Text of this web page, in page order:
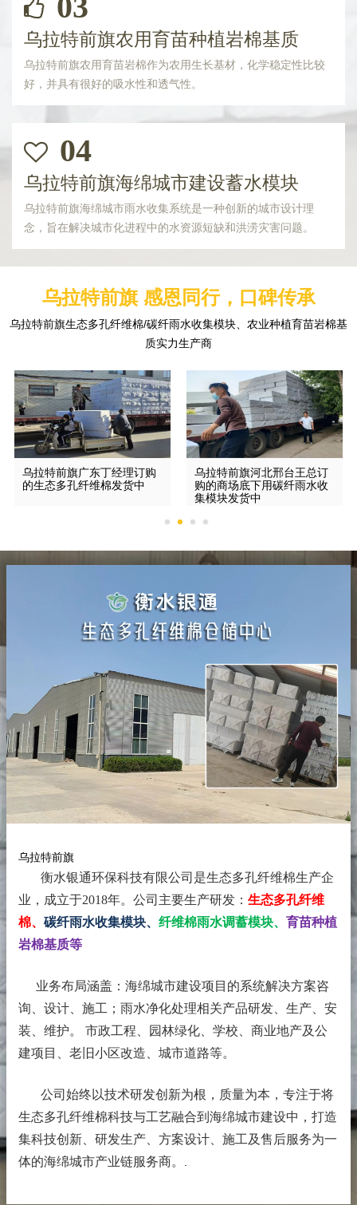
乌拉特前旗农用育苗种植岩棉基质
乌拉特前旗农用育苗岩棉作为农用生长基材，化学稳定性比较
好，并具有很好的吸水性和透气性。
04
乌拉特前旗海绵城市建设蓄水模块
乌拉特前旗海绵城市雨水收集系统是一种创新的城市设计理
念，旨在解决城市化进程中的水资源短缺和洪涝灾害问题。
乌拉特前旗 感恩同行，口碑传承
乌拉特前旗生态多孔纤维棉/碳纤雨水收集模块、农业种植育苗岩棉基
质实力生产商
乌拉特前旗广东丁经理订购
的生态多孔纤维棉发货中
乌拉特前旗河北邢台王总订
购的商场底下用碳纤雨水收
集模块发货中
乌拉特前旗
衡水银通环保科技有限公司是生态多孔纤维棉生产企
业，成立于2018年。 公司主要生产研发： 生态多孔纤维
棉、 碳纤雨水收集模块、 纤维棉雨水调蓄模块、 育苗种植
岩棉基质等
业务布局涵盖：海绵城市建设项目的系统解决方案咨
询、设计、施工；雨水净化处理相关产品研发、生产、安
装、维护。 市政工程、园林绿化、学校、商业地产及公
建项目、老旧小区改造、城市道路等。
公司始终以技术研发创新为根，质量为本，专注于将
生态多孔纤维棉科技与工艺融合到海绵城市建设中，打造
集科技创新、研发生产、方案设计、施工及售后服务为一
体的海绵城市产业链服务商。